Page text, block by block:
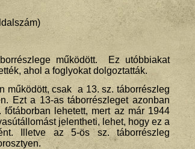
működött. Ez utóbbiakat
ahol a foglyokat dolgoztatták.
működött, csak a 13. sz. táborrészleg
Ezt a 13-as táborrészleget azonban
lehetett, mert az már 1944
jelentheti, lehet, hogy ez a
Illetve az 5-ös sz. táborrészleg